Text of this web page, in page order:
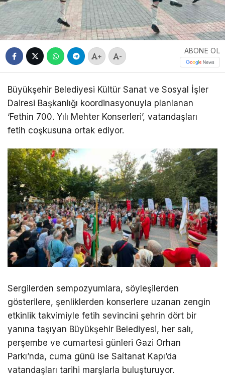
+ -
ABONE OL
Büyükşehir Belediyesi Kültür Sanat ve Sosyal İşler
Dairesi Başkanlığı koordinasyonuyla planlanan
‘Fethin 700. Yılı Mehter Konserleri’, vatandaşları
fetih coşkusuna ortak ediyor.
Sergilerden sempozyumlara, söyleşilerden
gösterilere, şenliklerden konserlere uzanan zengin
etkinlik takvimiyle fetih sevincini şehrin dört bir
yanına taşıyan Büyükşehir Belediyesi, her salı,
perşembe ve cumartesi günleri Gazi Orhan
Parkı’nda, cuma günü ise Saltanat Kapı’da
vatandaşları tarihi marşlarla buluşturuyor.